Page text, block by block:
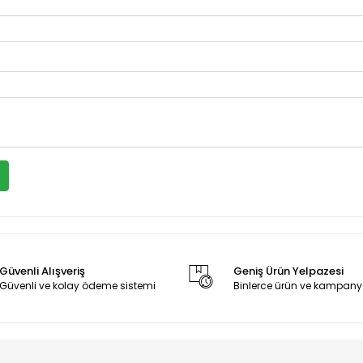
Güvenli Alışveriş
Güvenli ve kolay ödeme sistemi
Geniş Ürün Yelpazesi
Binlerce ürün ve